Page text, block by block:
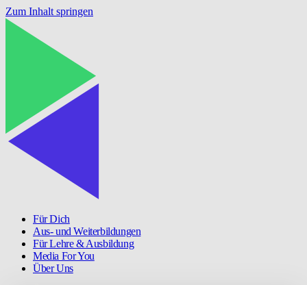
Zum Inhalt springen
Für Dich
Aus- und Weiterbildungen
Für Lehre & Ausbildung
Media For You
Über Uns